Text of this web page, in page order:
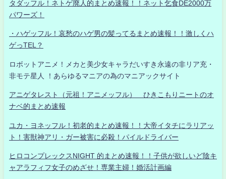
タダッフル！ネトゲ廃人的まとめ速報！！ネット乞食DE2000万
パワーズ！
・ハゲッフル！哀愁のハゲ男の髪ってるまとめ速報！！激しくハ
ゲっTEL？
ロボットアニメ！メカと美少女キャラだいすき永遠の非リア充・
非モテ星人 ！あらゆるマニアの為のマニアックサイト
アニゲタレスト（元祖！アニメッフル） ひきこもりニートのオ
ナベ的まとめ速報
ユカ・ヨネッフル！初老的まとめ速報！！大帝イタチにラリアッ
ト！害獣神アリ・ガー被害に必殺！パイルドライバー
ヒロコンプレックスNIGHT 的まとめ速報！！子供が欲しいど陰キ
ャアラフィフ女子のめざせ！専業主婦！婚活計画編